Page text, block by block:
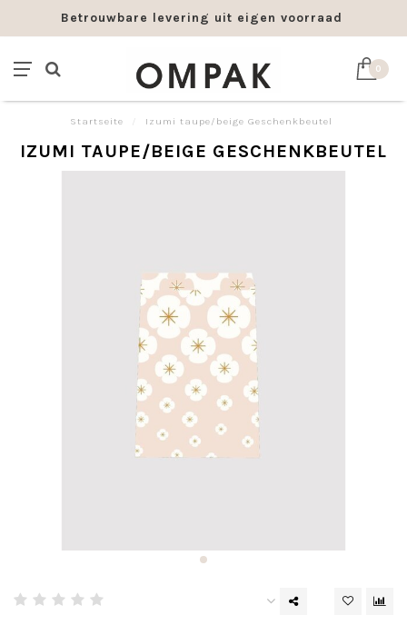
Betrouwbare levering uit eigen voorraad
0
Startseite Izumi taupe/beige Geschenkbeutel
IZUMI TAUPE/BEIGE GESCHENKBEUTEL